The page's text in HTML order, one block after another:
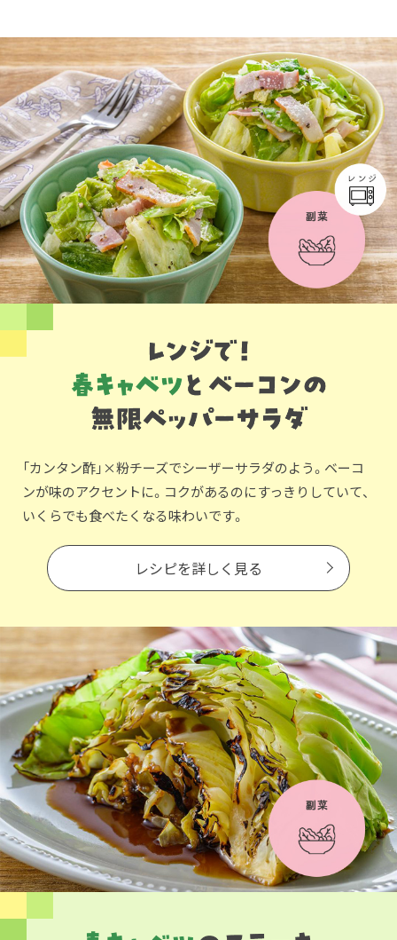
クイック調味料 レモン果汁
ふりかけ おすしの素
炊き込みご飯の素 米飯用調味液
納豆 Fibee
かおりの蔵
つゆ
鍋なび
納豆のサイト
PIN印
三ツ判山吹
千夜
スペシャルサイト
ぽん酢サワー
納豆の豆知識
ミツカンのCM
ロングセラー商品 ＋ おすすめレシピ
ミツカンの歴史
環境への取り組み
水の文化センター（アーカイブ）
ZENB initiative
MIM（ミツカンミュージアム）
おいしさと健康への取り組み
キッザニア東京「ぽん酢工房」
ニュースリリース
お客様相談センター
お客様の声をいかしました
販売終了製品のご案内
よくあるご質問
お問い合わせ
地図から取り扱い店舗を探す
業務用サイト ミツカングループについて 製造所固有記号一覧
「カンタン酢」×粉チーズでシーザーサラダのよう。ベーコ
ンが味のアクセントに。コクがあるのにすっきりしていて、
いくらでも食べたくなる味わいです。
レシピを詳しく見る